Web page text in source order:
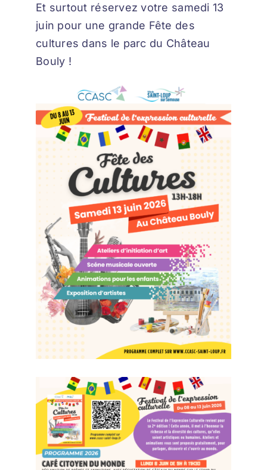
Et surtout réservez votre samedi 13
juin pour une grande Fête des
cultures dans le parc du Château
Bouly !